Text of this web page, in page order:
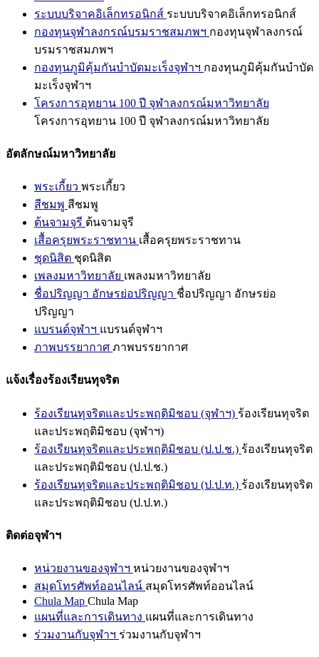
ระบบบริจาคอิเล็กทรอนิกส์ ระบบบริจาคอิเล็กทรอนิกส์
กองทุนจุฬาลงกรณ์บรมราชสมภพฯ กองทุนจุฬาลงกรณ์
บรมราชสมภพฯ
กองทุนภูมิคุ้มกันบำบัดมะเร็งจุฬาฯ กองทุนภูมิคุ้มกันบำบัด
มะเร็งจุฬาฯ
โครงการอุทยาน 100 ปี จุฬาลงกรณ์มหาวิทยาลัย
โครงการอุทยาน 100 ปี จุฬาลงกรณ์มหาวิทยาลัย
อัตลักษณ์มหาวิทยาลัย
พระเกี้ยว พระเกี้ยว
สีชมพู สีชมพู
ต้นจามจุรี ต้นจามจุรี
เสื้อครุยพระราชทาน เสื้อครุยพระราชทาน
ชุดนิสิต ชุดนิสิต
เพลงมหาวิทยาลัย เพลงมหาวิทยาลัย
ชื่อปริญญา อักษรย่อปริญญา ชื่อปริญญา อักษรย่อ
ปริญญา
แบรนด์จุฬาฯ แบรนด์จุฬาฯ
ภาพบรรยากาศ ภาพบรรยากาศ
แจ้งเรื่องร้องเรียนทุจริต
ร้องเรียนทุจริตและประพฤติมิชอบ (จุฬาฯ) ร้องเรียนทุจริต
และประพฤติมิชอบ (จุฬาฯ)
ร้องเรียนทุจริตและประพฤติมิชอบ (ป.ป.ช.) ร้องเรียนทุจริต
และประพฤติมิชอบ (ป.ป.ช.)
ร้องเรียนทุจริตและประพฤติมิชอบ (ป.ป.ท.) ร้องเรียนทุจริต
และประพฤติมิชอบ (ป.ป.ท.)
ติดต่อจุฬาฯ
หน่วยงานของจุฬาฯ หน่วยงานของจุฬาฯ
สมุดโทรศัพท์ออนไลน์ สมุดโทรศัพท์ออนไลน์
Chula Map Chula Map
แผนที่และการเดินทาง แผนที่และการเดินทาง
ร่วมงานกับจุฬาฯ ร่วมงานกับจุฬาฯ